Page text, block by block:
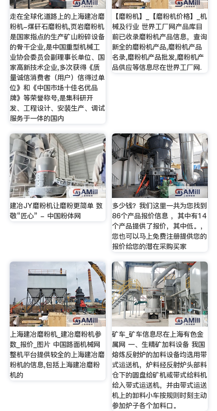
走在全球化道路上的上海建冶磨
粉机-煤矸石磨粉机,页岩磨粉机
是国家指点的生产矿山粉碎设备
的骨干企业,是中国重型机械工
业协会委员会副理事长单位、国
家高新技术企业,多次获得《质
量诚信消费者（用户）信得过单
位》和《中国市场十佳名优品
牌》等荣誉称号,是集科研开
发、工程设计、安装生产、调试
服务于一体的国内
【磨粉机】_【磨粉机价格】_机
械及行业 世界工厂网产品库目
前已收录磨粉机产品信息，查询
新全的磨粉机产品,磨粉机产品
名录,磨粉机产品批发,磨粉机产
品供应等信息尽在世界工厂网.
建冶JY磨粉机让磨粉更简单 致
敬“匠心” - 中国粉体网
多少钱？我们这里一共为您找到
86个产品报价信息 ，其中有14
个产品提供了报价，其中低。，
您也可以马上免费注册提供您的
报价给您的潜在采购买家
上海建冶磨粉机_建冶磨粉机参
数_报价_图片 中国路面机械网
整机平台提供较全的上海建冶磨
粉机的信息,包括上海建冶磨粉
机的
矿车_矿车信息尽在上海有色金
属网 一、生精矿加料设备 我国
熔炼反射炉的加料设备均选用带
式运送机，炉料经反射炉头部料
仓下的圆盘给矿机或带式给料机
给入带式运送机，并由带式运送
机上的卸料小车按规则时刻主动
参加炉子各个加料口。